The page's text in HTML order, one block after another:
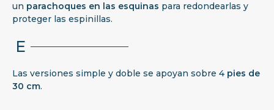
un parachoques en las esquinas para redondearlas y
proteger las espinillas.
E
Las versiones simple y doble se apoyan sobre 4 pies de
30 cm.